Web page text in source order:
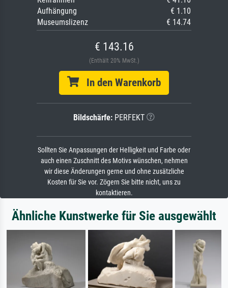
Aufhängung
€ 1.10
Museumslizenz
€ 14.74
€ 143.16
(Enthält 20% MwSt.)
In den Warenkorb
Bildschärfe: PERFEKT
Sollten Sie Anpassungen der Helligkeit und Farbe oder
auch einen Zuschnitt des Motivs wünschen, nehmen
wir diese Änderungen gerne und ohne zusätzliche
Kosten für Sie vor. Zögern Sie bitte nicht, uns zu
kontaktieren.
Ähnliche Kunstwerke für Sie ausgewählt